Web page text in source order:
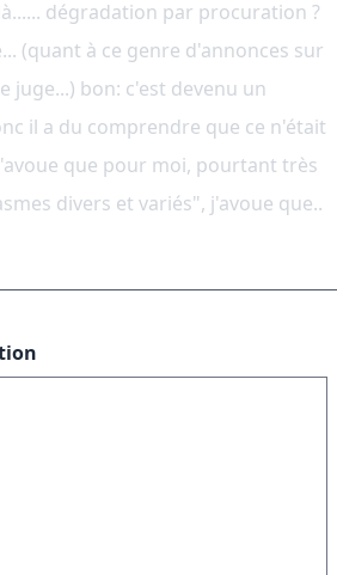
dégradation par procuration ?
(quant à ce genre d'annonces sur
juge...) bon: c'est devenu un
il a du comprendre que ce n'était
que pour moi, pourtant très
divers et variés", j'avoue que..